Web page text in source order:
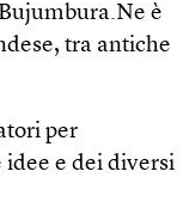
è
tra antiche
per
e dei diversi